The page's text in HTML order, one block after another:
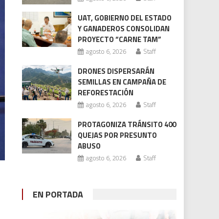
UAT, GOBIERNO DEL ESTADO
Y GANADEROS CONSOLIDAN
PROYECTO “CARNE TAM”
agosto 6, 2026 Staff
DRONES DISPERSARÁN
SEMILLAS EN CAMPAÑA DE
REFORESTACIÓN
agosto 6, 2026 Staff
PROTAGONIZA TRÁNSITO 400
QUEJAS POR PRESUNTO
ABUSO
agosto 6, 2026 Staff
EN PORTADA